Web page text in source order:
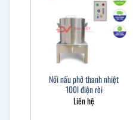
Nồi nấu phở thanh nhiệt
100l điện rời
Liên hệ